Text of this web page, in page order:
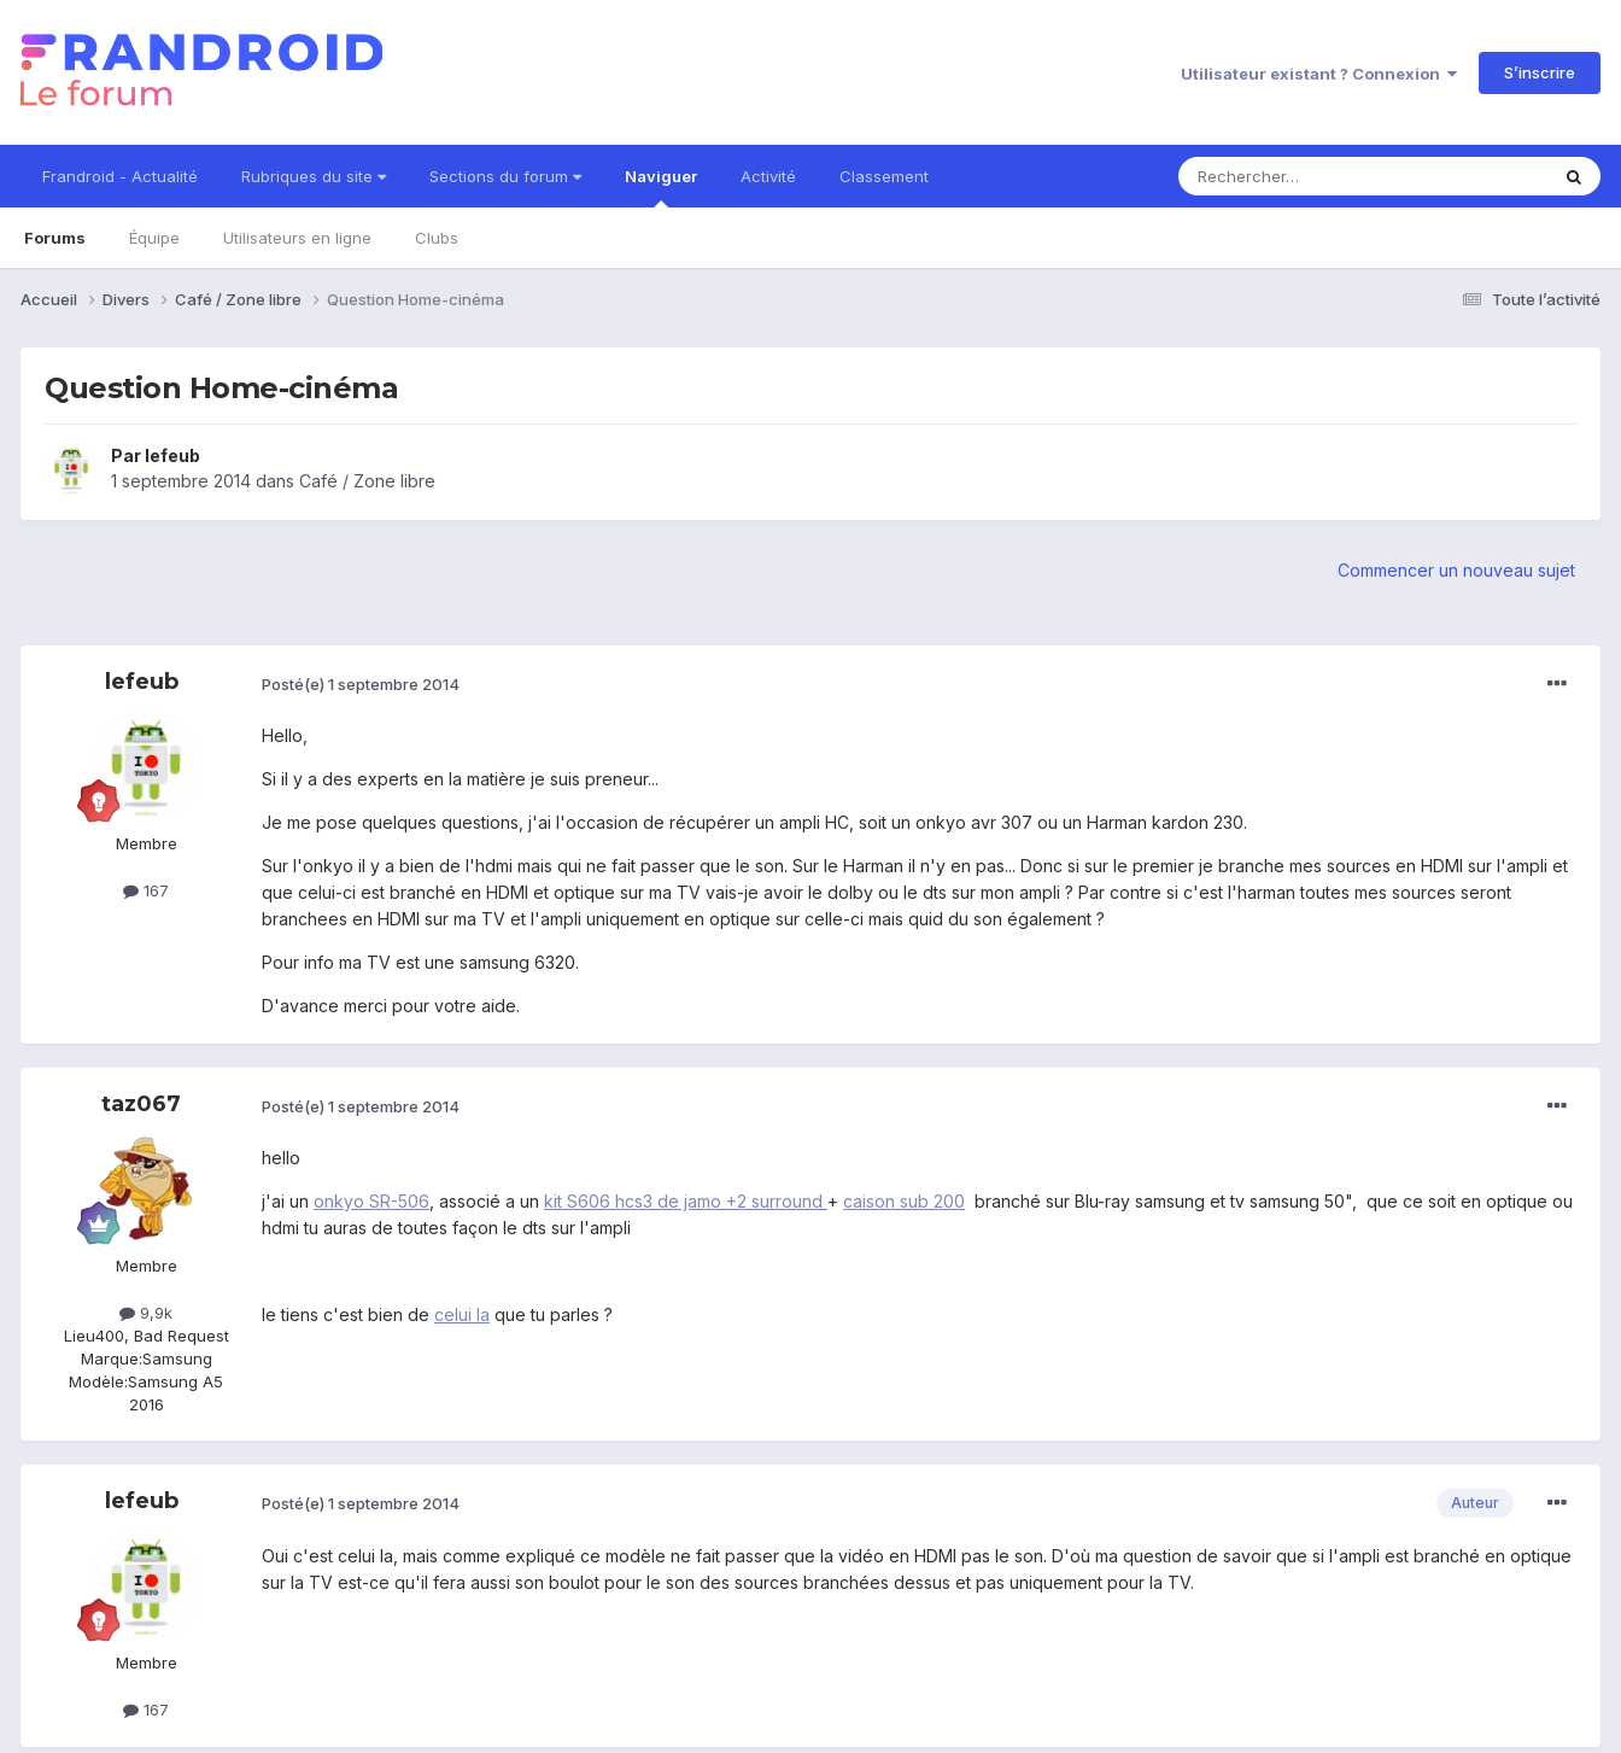
Utilisateur existant ? Connexion S’inscrire
Frandroid - Actualité Rubriques du site Sections du forum Naviguer
Forums Équipe Utilisateurs en ligne Clubs
Activité Classement
Toute l’activité
Accueil Divers Café / Zone libre Question Home-cinéma
Question Home-cinéma
Par lefeub
1 septembre 2014 dans Café / Zone libre
Commencer un nouveau sujet
lefeub
Membre
167
Posté(e) 1 septembre 2014
Hello,
Si il y a des experts en la matière je suis preneur...
Je me pose quelques questions, j'ai l'occasion de récupérer un ampli HC, soit un onkyo avr 307 ou un Harman kardon 230.
Sur l'onkyo il y a bien de l'hdmi mais qui ne fait passer que le son. Sur le Harman il n'y en pas... Donc si sur le premier je branche mes sources en HDMI sur l'ampli et
que celui-ci est branché en HDMI et optique sur ma TV vais-je avoir le dolby ou le dts sur mon ampli ? Par contre si c'est l'harman toutes mes sources seront
branchees en HDMI sur ma TV et l'ampli uniquement en optique sur celle-ci mais quid du son également ?
Pour info ma TV est une samsung 6320.
D'avance merci pour votre aide.
taz067
Membre
9,9k
Lieu400, Bad Request
Marque:Samsung
Modèle:Samsung A5
2016
Posté(e) 1 septembre 2014
hello
j'ai un onkyo SR-506 , associé a un kit S606 hcs3 de jamo +2 surround + caison sub 200 branché sur Blu-ray samsung et tv samsung 50", que ce soit en optique ou
hdmi tu auras de toutes façon le dts sur l'ampli
le tiens c'est bien de celui la que tu parles ?
lefeub
Membre
167
Auteur
Posté(e) 1 septembre 2014
Oui c'est celui la, mais comme expliqué ce modèle ne fait passer que la vidéo en HDMI pas le son. D'où ma question de savoir que si l'ampli est branché en optique
sur la TV est-ce qu'il fera aussi son boulot pour le son des sources branchées dessus et pas uniquement pour la TV.